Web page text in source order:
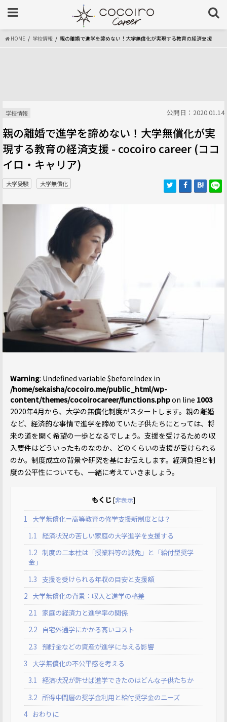
HOME 学校情報 親の離婚で進学を諦めない！大学無償化が実現する教育の経済支援
学校情報 公開日：2020.01.14
親の離婚で進学を諦めない！大学無償化が実
現する教育の経済支援 - cocoiro career (ココ
イロ・キャリア)
大学受験 大学無償化
Warning: Undefined variable $beforeIndex in
/home/sekaisha/cocoiro.me/public_html/wp-
content/themes/cocoirocareer/functions.phpon line 1003
2020年4月から、大学の無償化制度がスタートします。親の離婚
など、経済的な事情で進学を諦めていた子供たちにとっては、将
来の道を開く希望の一歩となるでしょう。支援を受けるための収
入要件はどういったものなのか、どのくらいの支援が受けられる
のか。制度成立の背景や研究を基にお伝えします。経済負担と制
度の公平性についても、一緒に考えていきましょう。
もくじ[非表示]
1
大学無償化＝高等教育の修学支援新制度とは？
1.1
経済状況の苦しい家庭の大学進学を支援する
1.2 制度の二本柱は「授業料等の減免」と「給付型奨学
金」
1.3
支援を受けられる年収の目安と支援額
2 大学無償化の背景：収入と進学の格差
2.1
家庭の経済力と進学率の関係
2.2
自宅外通学にかかる高いコスト
2.3 預貯金などの資産が進学に与える影響
3
大学無償化の不公平感を考える
3.1
経済状況が許せば進学できたのはどんな子供たちか
3.2 所得中間層の奨学金利用と給付奨学金のニーズ
4 おわりに